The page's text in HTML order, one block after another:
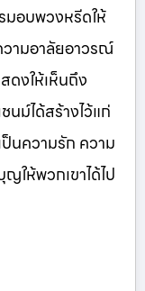
มอบพวงหรีดให้
ามอาลัยอาวรณ์
ดงให้เห็นถึง
ม์ได้สร้างไว้แก่
นความรัก ความ
ให้พวกเขาได้ไป